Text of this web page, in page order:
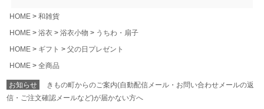
HOME
和雑貨
HOME
浴衣 浴衣小物
うちわ・扇子
HOME
ギフト
父の日プレゼント
HOME
全商品
お知らせ
きもの町からのご案内(自動配信メール・お問い合わせメールの返
信・ご注文確認メールなど)が届かない方へ